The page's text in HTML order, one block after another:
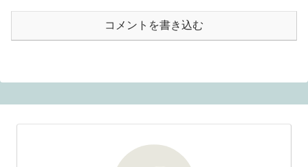
コメントを書き込む